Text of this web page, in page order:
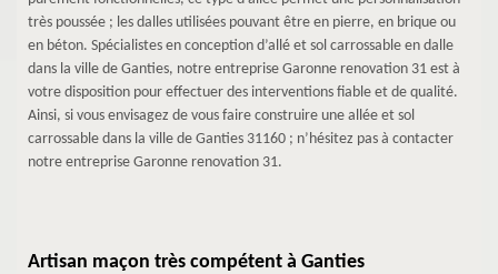
très poussée ; les dalles utilisées pouvant être en pierre, en brique ou
en béton. Spécialistes en conception d’allé et sol carrossable en dalle
dans la ville de Ganties, notre entreprise Garonne renovation 31 est à
votre disposition pour effectuer des interventions fiable et de qualité.
Ainsi, si vous envisagez de vous faire construire une allée et sol
carrossable dans la ville de Ganties 31160 ; n’hésitez pas à contacter
notre entreprise Garonne renovation 31.
Artisan maçon très compétent à Ganties